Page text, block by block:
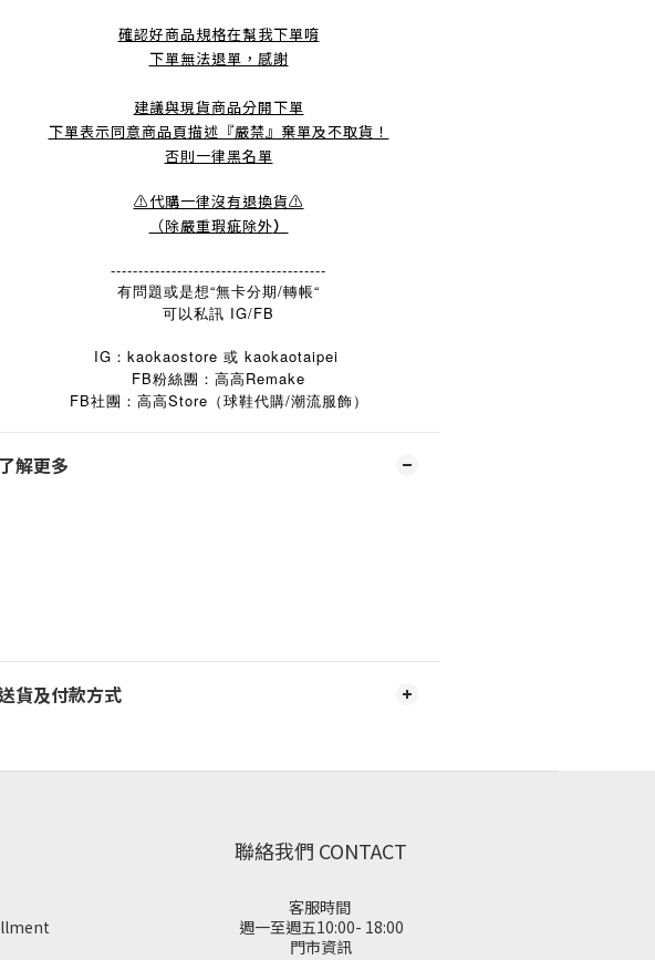
確認好商品規格在幫我下單唷
下單無法退單，感謝
建議與現貨商品分開下單
下單表示同意商品頁描述『嚴禁』棄單及不取貨！
否則一律黑名單
⚠️代購一律沒有退換貨⚠️
（除嚴重瑕疵除外）
---------------------------------------
有問題或是想“無卡分期/轉帳“
可以私訊 IG/FB
IG：kaokaostore 或 kaokaotaipei
FB粉絲團：高高Remake
FB社團：高高Store （球鞋代購/潮流服飾）
了解更多
貨及付款方式
聯絡我們 CONTACT
客服時間
週一至週五10:00- 18:00
門市資訊